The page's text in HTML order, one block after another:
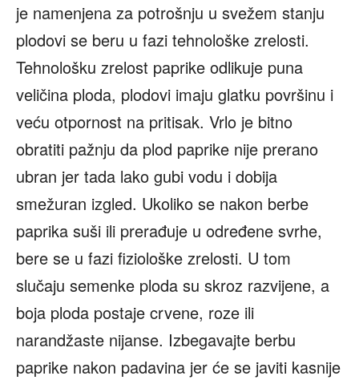
je namenjena za potrošnju u svežem stanju
plodovi se beru u fazi tehnološke zrelosti.
Tehnološku zrelost paprike odlikuje puna
veličina ploda, plodovi imaju glatku površinu i
veću otpornost na pritisak. Vrlo je bitno
obratiti pažnju da plod paprike nije prerano
ubran jer tada lako gubi vodu i dobija
smežuran izgled. Ukoliko se nakon berbe
paprika suši ili prerađuje u određene svrhe,
bere se u fazi fiziološke zrelosti. U tom
slučaju semenke ploda su skroz razvijene, a
boja ploda postaje crvene, roze ili
narandžaste nijanse. Izbegavajte berbu
paprike nakon padavina jer će se javiti kasnije